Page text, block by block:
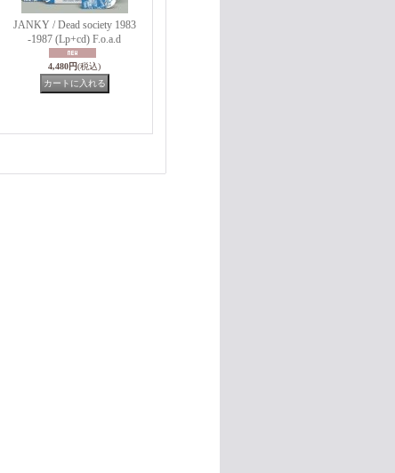
JANKY / Dead society 1983
-1987 (Lp+cd) F.o.a.d
4,480円(税込)